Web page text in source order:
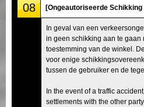
08 [Ongeautoriseerde
In geval van een
in geen schikking aan te gaan
toestemming van de winkel.
voor enige
tussen de gebruiker en de
In the event of a traffic
settlements with the other